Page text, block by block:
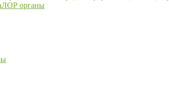
ЛОР органы